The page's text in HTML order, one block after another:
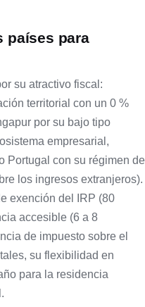
países para
su atractivo fiscal:
territorial con un 0 %
por su bajo tipo
empresarial,
Portugal con su régimen de
los ingresos extranjeros).
exención del IRP (80
accesible (6 a 8
de impuesto sobre el
su flexibilidad en
para la residencia